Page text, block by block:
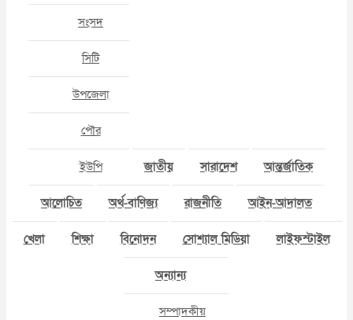
সংসদ
সিটি
উপজেলা
পৌর
ইউপি জাতীয় সারাদেশ আন্তর্জাতিক
আলোচিত অর্থ-বাণিজ্য রাজনীতি আইন-আদালত
খেলা শিক্ষা বিনোদন সোশ্যাল মিডিয়া লাইফস্টাইল
অন্যান্য
সম্পাদকীয়